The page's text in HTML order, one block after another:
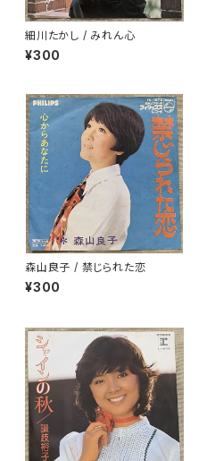
細川たかし / みれん心
¥300
森山良子 / 禁じられた恋
¥300